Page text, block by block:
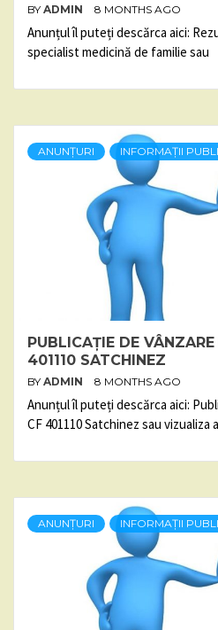
BY ADMIN 8 MONTHS AGO
Anunțul îl puteți descărca aici:
specialist medicină de familie sau
ANUNȚURI INFORMAȚII
PUBLICAȚIE DE
401110 SATCHINEZ
BY ADMIN 8 MONTHS AGO
Anunțul îl puteți descărca aici:
CF 401110 Satchinez sau vizualiza
ANUNȚURI INFORMAȚII